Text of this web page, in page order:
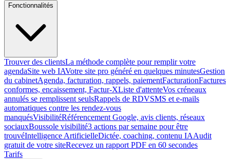
Fonctionnalités
Trouver des clientsLa méthode complète pour remplir votre
agendaSite web IAVotre site pro généré en quelques minutesGestion
du cabinetAgenda, facturation, rappels, paiementFacturationFactures
conformes, encaissement, Factur-XListe d'attenteVos créneaux
annulés se remplissent seulsRappels de RDVSMS et e-mails
automatiques contre les rendez-vous
manquésVisibilitéRéférencement Google, avis clients, réseaux
sociauxBoussole visibilité3 actions par semaine pour être
trouvéIntelligence ArtificielleDictée, coaching, contenu IAAudit
gratuit de votre siteRecevez un rapport PDF en 60 secondes
Tarifs